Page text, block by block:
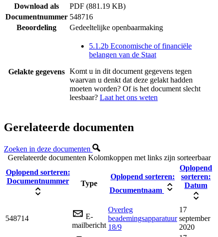
Download als
PDF (881.19 KB)
Documentnummer 548716
Beoordeling
Gedeeltelijke openbaarmaking
Gelakte gegevens
5.1.2b Economische of financiële
belangen van de Staat
Komt u in dit document gegevens tegen
waarvan u denkt dat deze gelakt hadden
moeten worden? Of is het document slecht
leesbaar? Laat het ons weten
Gerelateerde documenten
Zoeken in deze documenten
Gerelateerde documenten Kolomkoppen met links zijn sorteerbaar
Oplopend sorteren:
Documentnummer
Type
Oplopend sorteren:
Documentnaam
Oplopend
sorteren:
Datum
548714
E-
mailbericht
Overleg
beademingsapparatuur
18/9
17
september
2020